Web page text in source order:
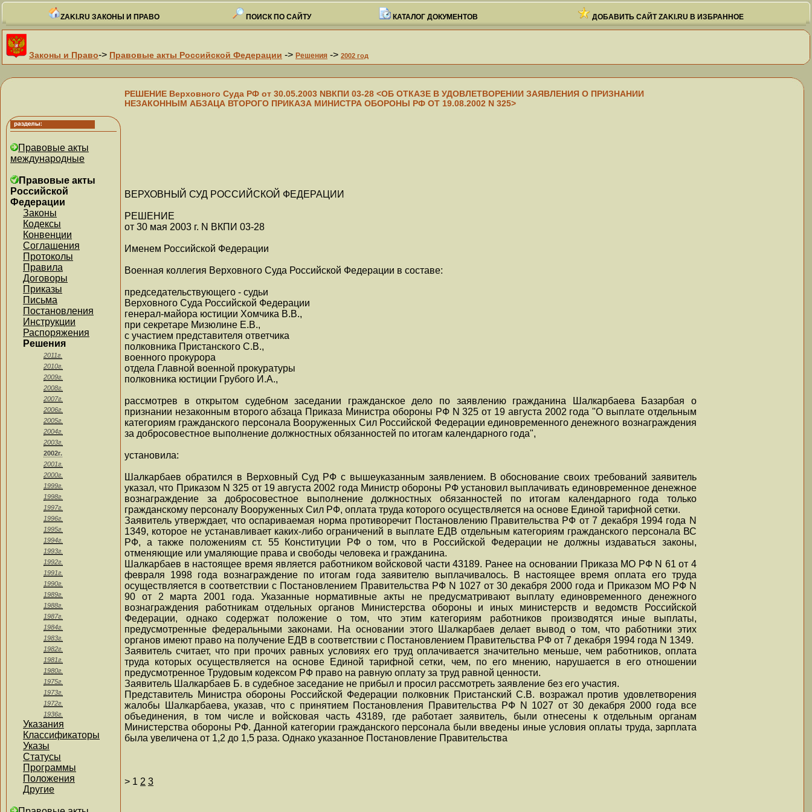
ZAKI.RU ЗАКОНЫ И ПРАВО ПОИСК ПО САЙТУ КАТАЛОГ ДОКУМЕНТОВ ДОБАВИТЬ САЙТ ZAKI.RU В ИЗБРАННОЕ
Законы и Право-> Правовые акты Российской Федерации -> Решения -> 2002 год
Правовые акты
международные
Правовые акты
Российской
Федерации
Законы
Кодексы
Конвенции
Соглашения
Протоколы
Правила
Договоры
Приказы
Письма
Постановления
Инструкции
Распоряжения
Решения
2011г.
2010г.
2009г.
2008г.
2007г.
2006г.
2005г.
2004г.
2003г.
2002г.
2001г.
2000г.
1999г.
1998г.
1997г.
1996г.
1995г.
1994г.
1993г.
1992г.
1991г.
1990г.
1989г.
1988г.
1987г.
1984г.
1983г.
1982г.
1981г.
1980г.
1975г.
1973г.
1972г.
1936г.
Указания
Классификаторы
Указы
Статусы
Программы
Положения
Другие
РЕШЕНИЕ Верховного Суда РФ от 30.05.2003 NВКПИ 03-28 <ОБ ОТКАЗЕ В УДОВЛЕТВОРЕНИИ ЗАЯВЛЕНИЯ О ПРИЗНАНИИ
НЕЗАКОННЫМ АБЗАЦА ВТОРОГО ПРИКАЗА МИНИСТРА ОБОРОНЫ РФ ОТ 19.08.2002 N 325>
ВЕРХОВНЫЙ СУД РОССИЙСКОЙ ФЕДЕРАЦИИ
РЕШЕНИЕ
от 30 мая 2003 г. N ВКПИ 03-28
Именем Российской Федерации
Военная коллегия Верховного Суда Российской Федерации в составе:
председательствующего - судьи
Верховного Суда Российской Федерации
генерал-майора юстиции Хомчика В.В.,
при секретаре Мизюлине Е.В.,
с участием представителя ответчика
полковника Пристанского С.В.,
военного прокурора
отдела Главной военной прокуратуры
полковника юстиции Грубого И.А.,
рассмотрев в открытом судебном заседании гражданское дело по заявлению гражданина Шалкарбаева Базарбая о
признании незаконным второго абзаца Приказа Министра обороны РФ N 325 от 19 августа 2002 года "О выплате отдельным
категориям гражданского персонала Вооруженных Сил Российской Федерации единовременного денежного вознаграждения
за добросовестное выполнение должностных обязанностей по итогам календарного года",
установила:
Шалкарбаев обратился в Верховный Суд РФ с вышеуказанным заявлением. В обоснование своих требований заявитель
указал, что Приказом N 325 от 19 августа 2002 года Министр обороны РФ установил выплачивать единовременное денежное
вознаграждение за добросовестное выполнение должностных обязанностей по итогам календарного года только
гражданскому персоналу Вооруженных Сил РФ, оплата труда которого осуществляется на основе Единой тарифной сетки.
Заявитель утверждает, что оспариваемая норма противоречит Постановлению Правительства РФ от 7 декабря 1994 года N
1349, которое не устанавливает каких-либо ограничений в выплате ЕДВ отдельным категориям гражданского персонала ВС
РФ, а также положениям ст. 55 Конституции РФ о том, что в Российской Федерации не должны издаваться законы,
отменяющие или умаляющие права и свободы человека и гражданина.
Шалкарбаев в настоящее время является работником войсковой части 43189. Ранее на основании Приказа МО РФ N 61 от 4
февраля 1998 года вознаграждение по итогам года заявителю выплачивалось. В настоящее время оплата его труда
осуществляется в соответствии с Постановлением Правительства РФ N 1027 от 30 декабря 2000 года и Приказом МО РФ N
90 от 2 марта 2001 года. Указанные нормативные акты не предусматривают выплату единовременного денежного
вознаграждения работникам отдельных органов Министерства обороны и иных министерств и ведомств Российской
Федерации, однако содержат положение о том, что этим категориям работников производятся иные выплаты,
предусмотренные федеральными законами. На основании этого Шалкарбаев делает вывод о том, что работники этих
органов имеют право на получение ЕДВ в соответствии с Постановлением Правительства РФ от 7 декабря 1994 года N 1349.
Заявитель считает, что при прочих равных условиях его труд оплачивается значительно меньше, чем работников, оплата
труда которых осуществляется на основе Единой тарифной сетки, чем, по его мнению, нарушается в его отношении
предусмотренное Трудовым кодексом РФ право на равную оплату за труд равной ценности.
Заявитель Шалкарбаев Б. в судебное заседание не прибыл и просил рассмотреть заявление без его участия.
Представитель Министра обороны Российской Федерации полковник Пристанский С.В. возражал против удовлетворения
жалобы Шалкарбаева, указав, что с принятием Постановления Правительства РФ N 1027 от 30 декабря 2000 года все
объединения, в том числе и войсковая часть 43189, где работает заявитель, были отнесены к отдельным органам
Министерства обороны РФ. Данной категории гражданского персонала были введены иные условия оплаты труда, зарплата
была увеличена от 1,2 до 1,5 раза. Однако указанное Постановление Правительства
> 1 2 3